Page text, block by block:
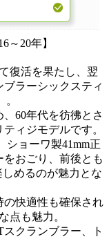
復活を果たし、翌
ラーシックスティ
60年代を彷彿とさ
ィジモデルです。
ショーワ製41mm正
おごり、前後とも
めるのが魅力とな
の快適性も確保され
点も魅力。
クランブラー、ト